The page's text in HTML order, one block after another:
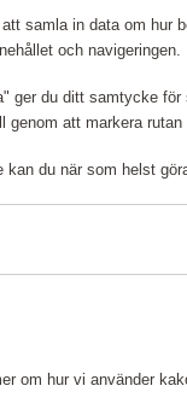
in för att kunna
kan
samla in data om hur
och navigeringen.
ger du ditt samtycke
genom att markera
du när som helst
om hur vi använder